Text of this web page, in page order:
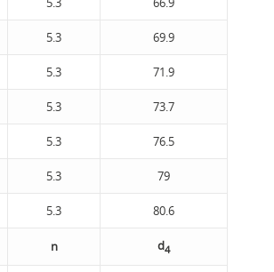
5.3 69.9
5.3 71.9
5.3 73.7
5.3 76.5
5.3 79
5.3 80.6
n d4